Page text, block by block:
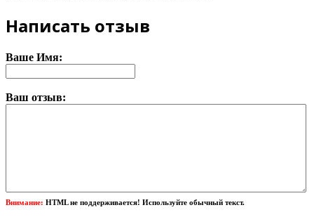
Написать отзыв
Ваше Имя:
Ваш отзыв:
Внимание: HTML не поддерживается! Используйте обычный текст.